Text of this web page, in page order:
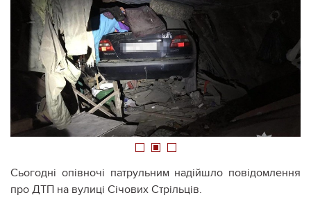
1 2 3
Сьогодні опівночі патрульним надійшло повідомлення
про ДТП на вулиці Січових Стрільців.